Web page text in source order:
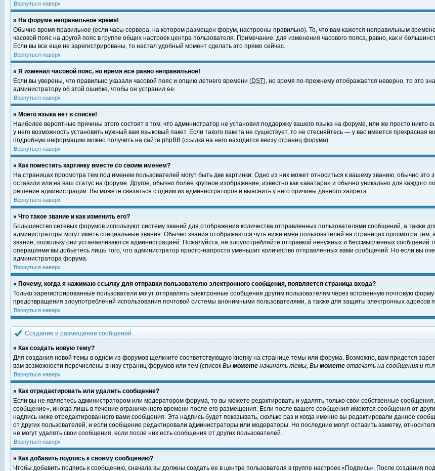
Вернуться наверх
» На форуме неправильное время!
Обычно время правильное (если часы сервера, на котором размещен форум, настроены правильно). То, что вам кажется неправильным
часовой пояс на другой пояс в группе общих настроек центра пользователя. Примечание: для изменения часового пояса, равно, как и
Если вы все еще не зарегистрированы, то настал удобный момент сделать это прямо сейчас.
Вернуться наверх
» Я изменил часовой пояс, но время все равно неправильное!
Если вы уверены, что правильно указали часовой пояс и опцию летнего времени (DST), но время по-прежнему отображается неверно, то это
администратору об этой ошибке, чтобы он устранил ее.
Вернуться наверх
» Моего языка нет в списке!
Наиболее вероятные причины этого состоят в том, что администратор не установил поддержку вашего языка на форуме, или же просто
у него возможность установить нужный вам языковый пакет. Если такого пакета не существует, то не стесняйтесь — у вас имеется
подробную информацию можно получить на сайте phpBB (ссылка на него находится внизу страниц форума).
Вернуться наверх
» Как поместить картинку вместе со своим именем?
На страницах просмотра тем под именем пользователей могут быть две картинки. Одно из них может относиться к вашему званию, обычно это
оставили или на ваш статус на форуме. Другое, обычно более крупное изображение, известно как «аватара» и обычно уникально для каждого
решение администрации. Вы можете связаться с одним из администраторов и выяснить у него причины данного запрета.
Вернуться наверх
» Что такое звание и как изменить его?
Большинство сетевых форумов используют систему званий для отображения количества отправленных пользователями сообщений, а также
администраторы могут иметь специальные звания. Обычно звания отображаются чуть ниже имен пользователей на страницах просмотра
звание, поскольку они устанавливаются администрацией. Пожалуйста, не злоупотребляйте отправкой ненужных и бессмысленных
операциями вы добьетесь лишь того, что администратор просто-напросто уменьшит количество отправленных вами сообщений. Но если вы
администратора форума.
Вернуться наверх
» Почему, когда я нажимаю ссылку для отправки пользователю электронного сообщения, появляется страница входа?
Только зарегистрированные пользователи могут отправлять электронные сообщения другим пользователям через встроенную почтовую
предотвращения злоупотреблений использования почтовой системы анонимными пользователями, а также для защиты электронных адресов
Вернуться наверх
Создание и размещение сообщений
» Как создать новую тему?
Для создания новой темы в одном из форумов щелкните соответствующую кнопку на странице темы или форума. Возможно, вам придется
вам возможности перечислены внизу страниц форумов или тем (список Вы можете начинать темы, Вы можете отвечать на сообщения и
Вернуться наверх
» Как отредактировать или удалить сообщение?
Если вы не являетесь администратором или модератором форума, то вы можете редактировать и удалять только свои собственные
сообщение», иногда лишь в течение ограниченного времени после его размещения. Если после вашего сообщения имеются сообщения от
надпись ниже отредактированного вами сообщения. Эта надпись будет показывать, сколько раз и когда именно вы редактировали данное
от других пользователей, и если сообщение редактировали администраторы или модераторы. Но последние могут оставить заметку,
не могут удалять свои сообщения, если после них есть сообщения от других пользователей.
Вернуться наверх
» Как добавить подпись к своему сообщению?
Чтобы добавить подпись к сообщению, сначала вы должны создать ее в центре пользователя в группе настроек «Подпись». После создания